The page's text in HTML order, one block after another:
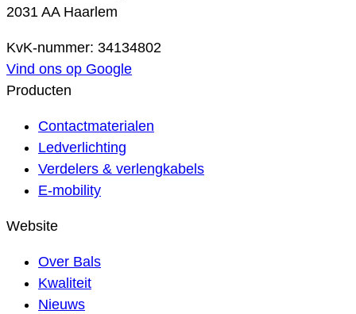
2031 AA Haarlem
KvK-nummer: 34134802
Vind ons op Google
Producten
Contactmaterialen
Ledverlichting
Verdelers & verlengkabels
E-mobility
Website
Over Bals
Kwaliteit
Nieuws